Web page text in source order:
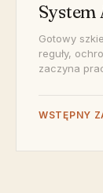
System
Gotowy
reguły,
zaczyna
WSTĘPNY